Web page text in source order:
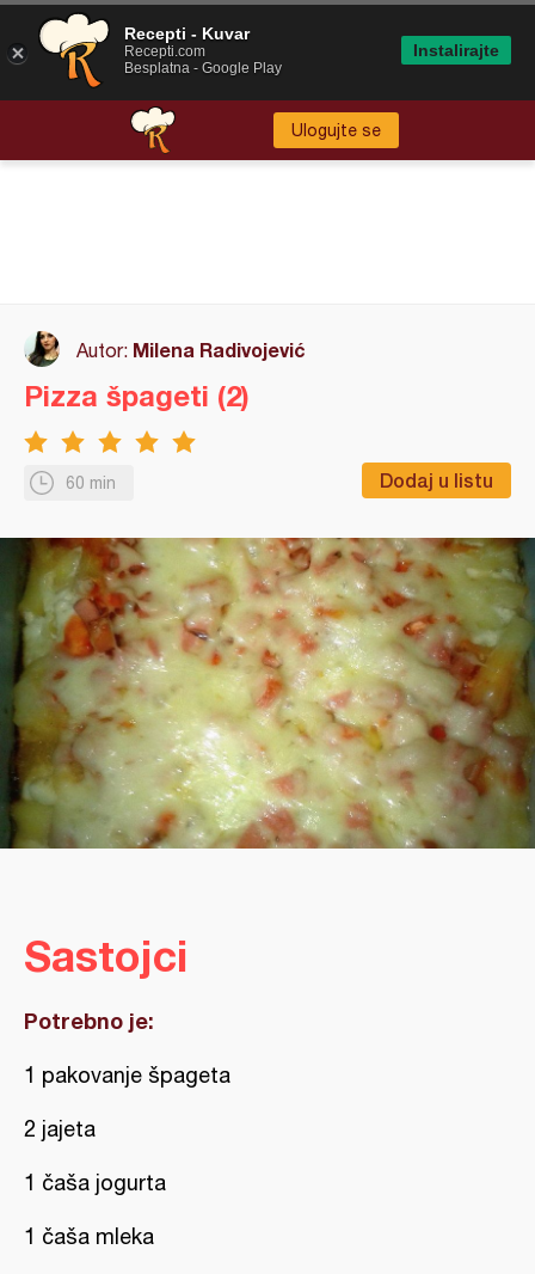
Ulogujte se
Autor: Milena Radivojević
60 min Dodaj u listu
Pizza špageti (2)
Sastojci
Potrebno je:
1 pakovanje špageta
2 jajeta
1 čaša jogurta
1 čaša mleka
Recepti - Kuvar
Recepti.com
Besplatna - Google Play
Instalirajte